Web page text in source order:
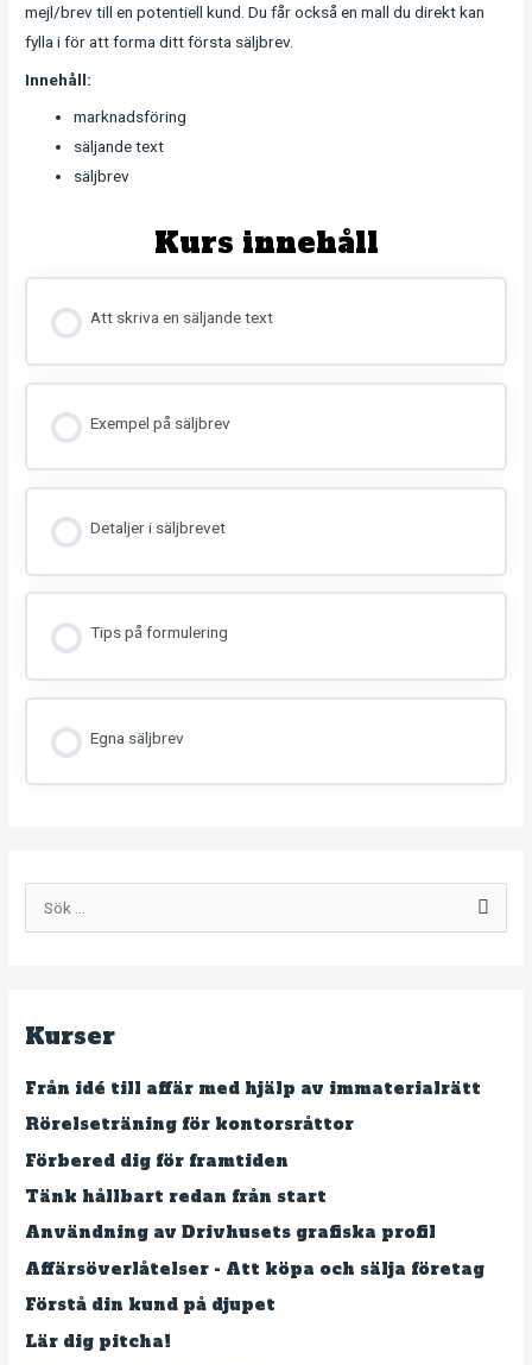
mejl/brev till en potentiell kund. Du får också en mall du direkt kan
fylla i för att forma ditt första säljbrev.
Innehåll:
marknadsföring
säljande text
säljbrev
Kurs innehåll
Att skriva en säljande text
Exempel på säljbrev
Detaljer i säljbrevet
Tips på formulering
Egna säljbrev
f
:
Kurser
Från idé till affär med hjälp av immaterialrätt
Rörelseträning för kontorsråttor
Förbered dig för framtiden
Tänk hållbart redan från start
Användning av Drivhusets grafiska profil
Affärsöverlåtelser - Att köpa och sälja företag
Förstå din kund på djupet
Lär dig pitcha!